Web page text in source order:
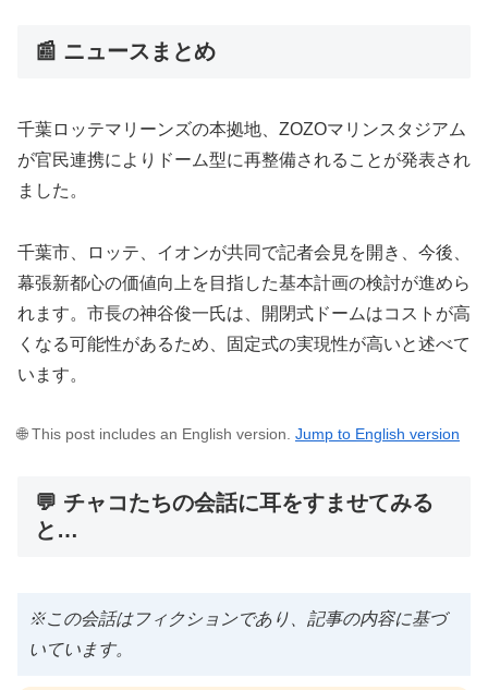
📰 ニュースまとめ
千葉ロッテマリーンズの本拠地、ZOZOマリンスタジアム
が官民連携によりドーム型に再整備されることが発表され
ました。
千葉市、ロッテ、イオンが共同で記者会見を開き、今後、
幕張新都心の価値向上を目指した基本計画の検討が進めら
れます。市長の神谷俊一氏は、開閉式ドームはコストが高
くなる可能性があるため、固定式の実現性が高いと述べて
います。
🌐 This post includes an English version. Jump to English version
💬 チャコたちの会話に耳をすませてみる
と…
※この会話はフィクションであり、記事の内容に基づ
いています。